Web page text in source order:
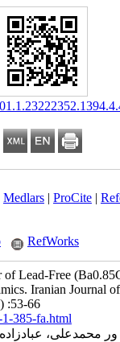
|Medlars |ProCite |
RefWorks
of Lead-Free
Iranian Journal
:53-66
1-385-fa.html
محمدعلی،